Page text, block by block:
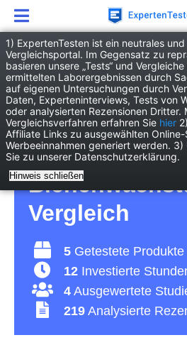
Haushalt
Bienenwachstuch
2026 • Die 5
Vergleich
5 Getestete Produkte
12 Investierte
4 Ausgewertete
219 Analysierte
1) ExpertenTesten ist ein neutrales
Vergleichsportal. Im Gegensatz zu
basieren unsere „Tests“ und
ermittelten Laborergebnissen durch
auf eigenen Untersuchungen durch
Daten, Experteninterviews, Tests von
oder analysierten Rezensionen Dritter.
Vergleichsverfahren erfahren Sie hier
Affiliate Links zu ausgewählten
Werbeeinnahmen generiert werden. 3)
Sie zu unserer Datenschutzerklärung.
Hinweis schließen